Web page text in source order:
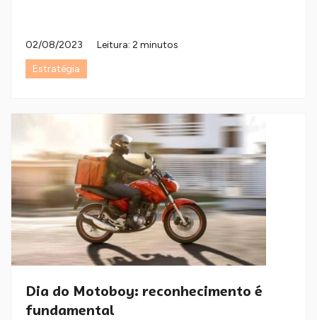
02/08/2023
Leitura: 2 minutos
Estratégia
Dia do Motoboy: reconhecimento é
fundamental